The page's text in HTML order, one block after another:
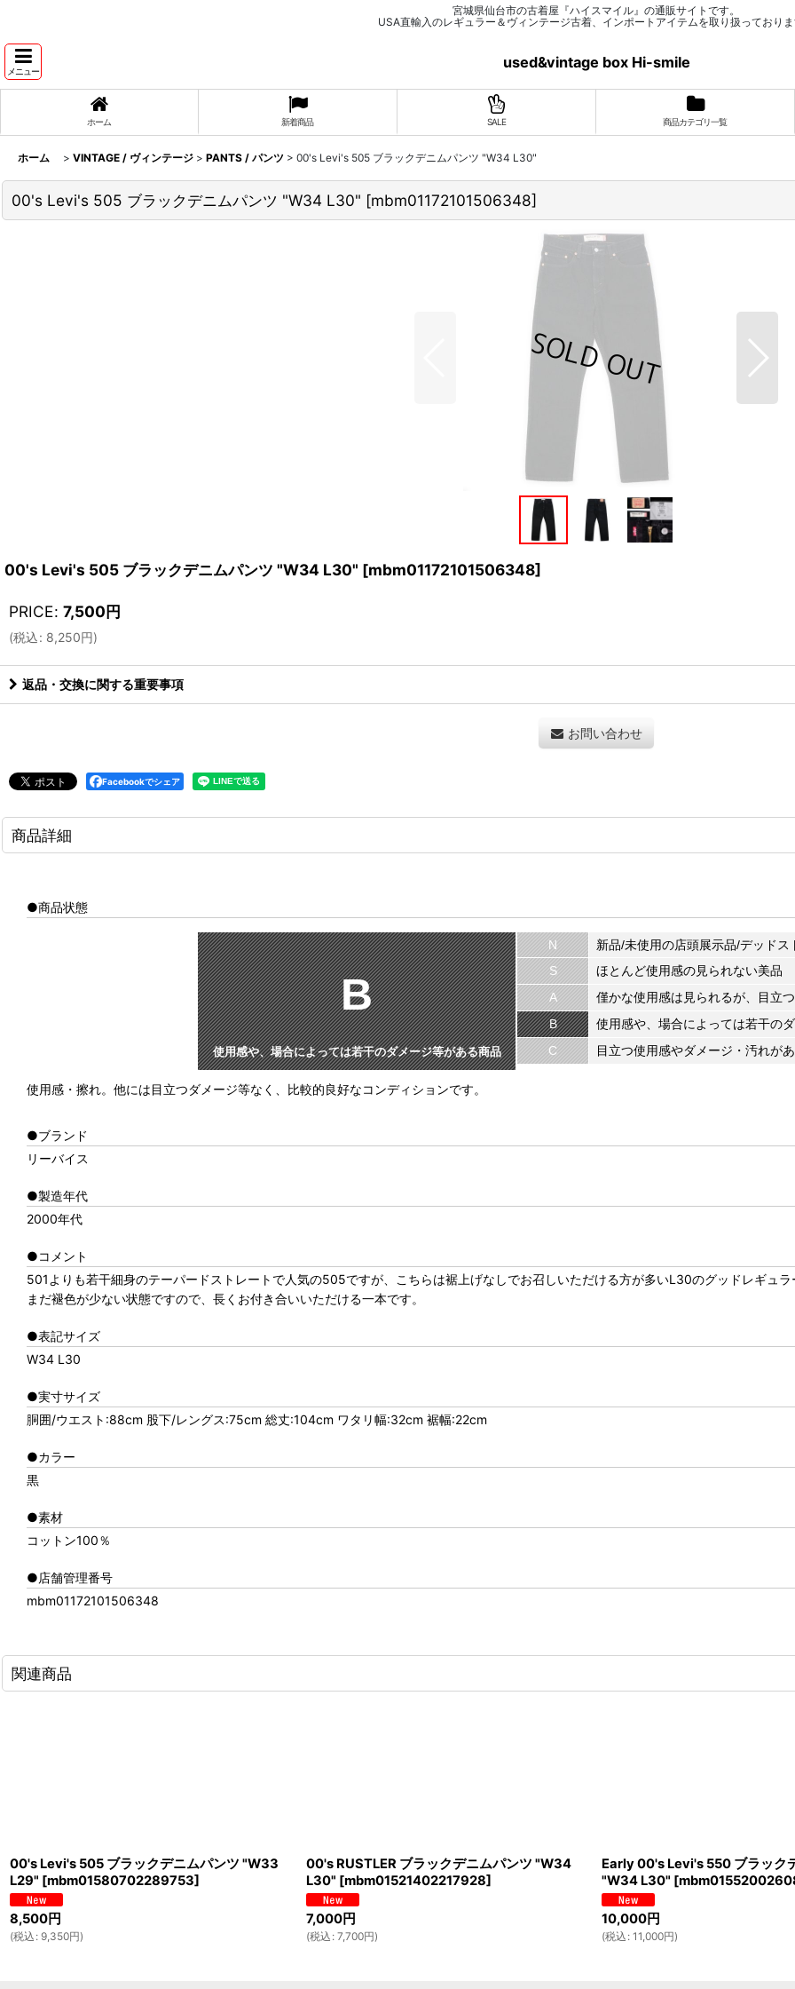
宮城県仙台市の古着屋『ハイスマイル』の通販サイトです。
USA直輸入のレギュラー＆ヴィンテージ古着、インポートアイテムを取り扱っており
メニュー
used&vintage box Hi-smile
ホーム 新着商品 SALE 商品カテゴリ一覧
ホーム > VINTAGE / ヴィンテージ > PANTS / パンツ > 00's Levi's 505 ブラックデニムパンツ "W34 L30"
00's Levi's 505 ブラックデニムパンツ "W34 L30" [mbm01172101506348]
00's Levi's 505 ブラックデニムパンツ "W34 L30" [mbm01172101506348]
PRICE: 7,500円
(税込: 8,250円)
返品・交換に関する重要事項
お問い合わせ
Facebookでシェア
商品詳細
●商品状態
B
使用感や、場合によっては若干のダメージ等がある商品
N
新品/未使用の店頭展示品/デッドス
S
ほとんど使用感の見られない美品
A
僅かな使用感は見られるが、目立
B
使用感や、場合によっては若干の
C
目立つ使用感やダメージ・汚れが
使用感・擦れ。他には目立つダメージ等なく、比較的良好なコンディションです。
●ブランド
リーバイス
●製造年代
2000年代
●コメント
501よりも若干細身のテーパードストレートで人気の505ですが、こちらは裾上げなしでお召しいただける方が多いL30のグッドレギュラ
まだ褪色が少ない状態ですので、長くお付き合いいただける一本です。
●表記サイズ
W34 L30
●実寸サイズ
胴囲/ウエスト:88cm 股下/レングス:75cm 総丈:104cm ワタリ幅:32cm 裾幅:22cm
●カラー
黒
●素材
コットン100％
●店舗管理番号
mbm01172101506348
関連商品
00's Levi's 505 ブラックデニムパンツ "W33
L29" [mbm01580702289753]
8,500円
(税込 : 9,350円)
00's RUSTLER ブラックデニムパンツ "W34
L30" [mbm01521402217928]
7,000円
(税込 : 7,700円)
Early 00's Levi's 550 ブラック
"W34 L30" [
10,000円
(税込 : 11,000円)